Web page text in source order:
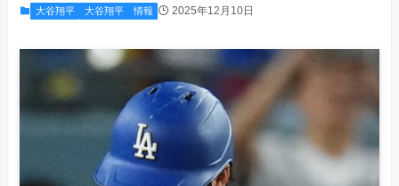
大谷翔平 大谷翔平 情報 2025年12月10日